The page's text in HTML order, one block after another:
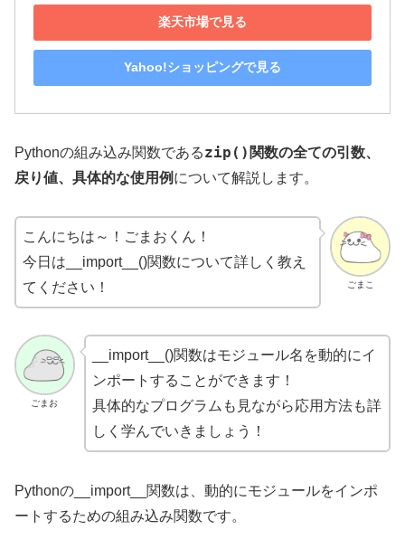
楽天市場で見る
Yahoo!ショッピングで見る
Pythonの組み込み関数であるzip() 関数の全ての引数、
戻り値、具体的な使用例 について解説します。
ごまこ
こんにちは～！ごまおくん！
今日は__import__()関数について詳しく教え
てください！
ごまお
__import__()関数はモジュール名を動的にイ
ンポートすることができます！
具体的なプログラムも見ながら応用方法も詳
しく学んでいきましょう！
Pythonの__import__関数は、動的にモジュールをインポ
ートするための組み込み関数です。